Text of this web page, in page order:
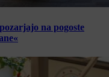
na pogoste